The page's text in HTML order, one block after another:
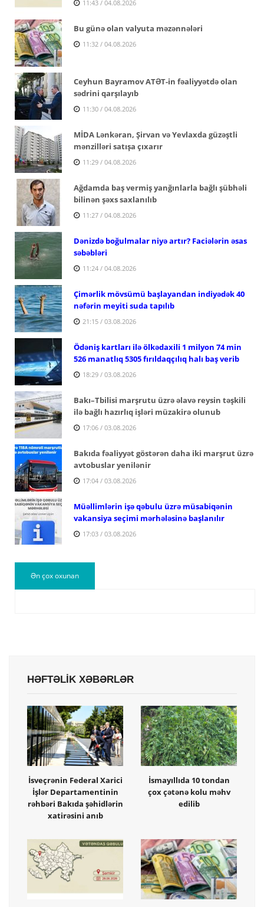
11:43 / 04.08.2026
Bu günə olan valyuta məzənnələri
11:32 / 04.08.2026
Ceyhun Bayramov ATƏT-in fəaliyyətdə olan
sədrini qarşılayıb
11:30 / 04.08.2026
MİDA Lənkəran, Şirvan və Yevlaxda güzəştli
mənzilləri satışa çıxarır
11:29 / 04.08.2026
Ağdamda baş vermiş yanğınlarla bağlı şübhəli
bilinən şəxs saxlanılıb
11:27 / 04.08.2026
Dənizdə boğulmalar niyə artır? Faciələrin əsas
səbəbləri
11:24 / 04.08.2026
Çimərlik mövsümü başlayandan indiyədək 40
nəfərin meyiti suda tapılıb
21:15 / 03.08.2026
Ödəniş kartları ilə ölkədaxili 1 milyon 74 min
526 manatlıq 5305 fırıldaqçılıq halı baş verib
18:29 / 03.08.2026
Bakı–Tbilisi marşrutu üzrə əlavə reysin təşkili
ilə bağlı hazırlıq işləri müzakirə olunub
17:06 / 03.08.2026
Bakıda fəaliyyət göstərən daha iki marşrut üzrə
avtobuslar yenilənir
17:04 / 03.08.2026
Müəllimlərin işə qəbulu üzrə müsabiqənin
vakansiya seçimi mərhələsinə başlanılır
17:03 / 03.08.2026
Ən çox oxunan
HƏFTƏLİK XƏBƏRLƏR
İsveçrənin Federal Xarici
İşlər Departamentinin
rəhbəri Bakıda şəhidlərin
xatirəsini anıb
İsmayıllıda 10 tondan
çox çətənə kolu məhv
edilib